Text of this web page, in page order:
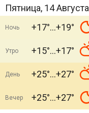
Пятница, 14 Августа
Ночь +17° +19°
Утро +15° +17°
День +25° +27°
Вечер +25° +27°